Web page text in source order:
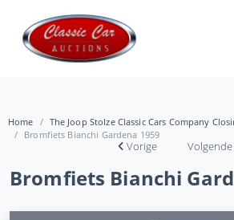
Home
The Joop Stolze Classic Cars Company
Bromfiets Bianchi Gardena 1959
Vorige Volgende
Bromfiets Bianchi